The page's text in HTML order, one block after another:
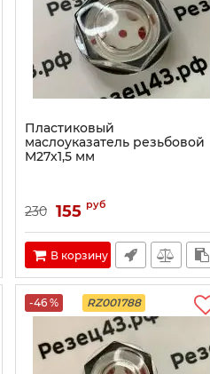
Пластиковый
маслоуказатель резьбовой
M27х1,5 мм
230 155 руб
В корзину
-46 % RZ001788